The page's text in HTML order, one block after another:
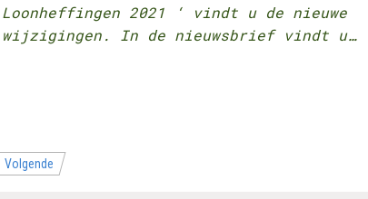
Loonheffingen 2021 ‘ vindt u de nieuwe
wijzigingen. In de nieuwsbrief vindt u…
Volgende